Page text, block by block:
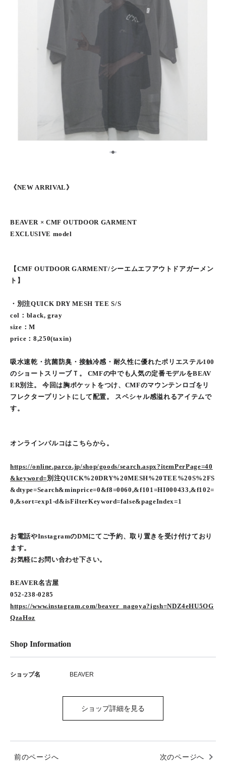
12
《NEW ARRIVAL》
BEAVER × CMF OUTDOOR GARMENT
EXCLUSIVE model
【CMF OUTDOOR GARMENT/シーエムエフアウトドアガーメン
ト】
・別注QUICK DRY MESH TEE S/S
col：black, gray
size：M
price：8,250(taxin)
吸水速乾・抗菌防臭・接触冷感・耐久性に優れたポリエステル100
のショートスリーブＴ。 CMFの中でも人気の定番モデルをBEAV
ER別注。 今回は胸ポケットをつけ、CMFのマウンテンロゴをリ
フレクタープリントにして配置。 スペシャル感溢れるアイテムで
す。
オンラインパルコはこちらから。
https://online.parco.jp/shop/goods/search.aspx?itemPerPage=40
&keyword=別注QUICK%20DRY%20MESH%20TEE%20S%2FS
&dtype=Search&minprice=0&f8=0060,&f101=HI000433,&f102=
0,&sort=exp1-d&isFilterKeyword=false&pageIndex=1
お電話やInstagramのDMにてご予約、取り置きを受け付けており
ます。
お気軽にお問い合わせ下さい。
BEAVER名古屋
052-238-0285
https://www.instagram.com/beaver_nagoya?igsh=NDZ4eHU5OG
QzaHoz
Shop Information
ショップ名 BEAVER
ショップ詳細を見る
前のページへ 次のページへ